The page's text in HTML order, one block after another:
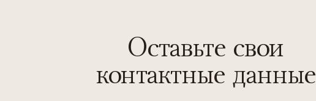
Оставьте свои
контактные данные